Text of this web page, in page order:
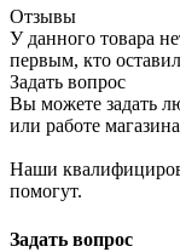
Отзывы
У данного товара
первым, кто
Задать вопрос
Вы можете задать
или работе
Наши
помогут.
Задать вопрос